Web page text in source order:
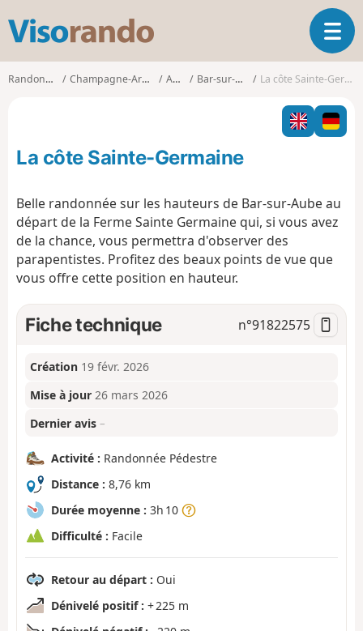
s
o
O
u
v
i
r
l
v
i
a
o
Randonnées Champagne-Ardenne Aube Bar-sur-Aube La côte Sainte-Germaine
La côte Sainte-Germaine
Belle randonnée sur les hauteurs de Bar-sur-Aube au
départ de la Ferme Sainte Germaine qui, si vous avez
de la chance, vous permettra d'observer des
parapentistes. Profitez des beaux points de vue que
vous offre cette position en hauteur.
Fiche technique n°91822575
Création 19 févr. 2026
Mise à jour 26 mars 2026
Dernier avis –
Activité : Randonnée Pédestre
Distance : 8,76 km
Durée moyenne : 3h 10
Difficulté : Facile
Retour au départ : Oui
Dénivelé positif : + 225 m